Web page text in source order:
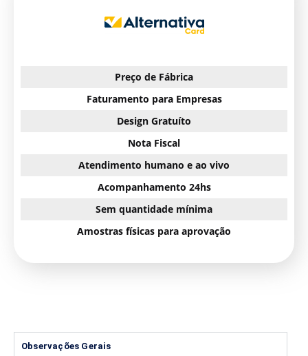
Preço de Fábrica
Faturamento para Empresas
Design Gratuíto
Nota Fiscal
Atendimento humano e ao vivo
Acompanhamento 24hs
Sem quantidade mínima
Amostras físicas para aprovação
Observações Gerais